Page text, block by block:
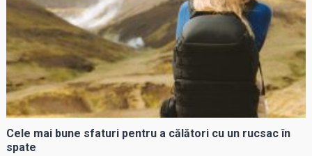
Cele mai bune sfaturi pentru a călători cu un rucsac în
spate